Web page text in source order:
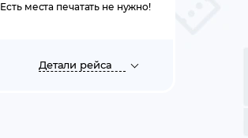
Есть места печатать не нужно!
Детали рейса